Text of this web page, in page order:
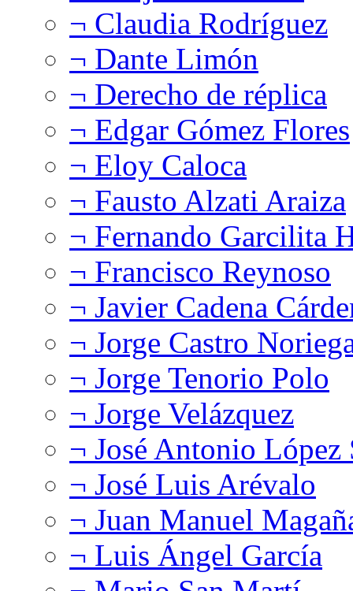
¬ Claudia Rodríguez
¬ Dante Limón
¬ Derecho de réplica
¬ Edgar Gómez Flores
¬ Eloy Caloca
¬ Fausto Alzati Araiza
¬ Fernando Garcilita
¬ Francisco Reynoso
¬ Javier Cadena
¬ Jorge Castro
¬ Jorge Tenorio Polo
¬ Jorge Velázquez
¬ José Antonio López
¬ José Luis Arévalo
¬ Juan Manuel
¬ Luis Ángel García